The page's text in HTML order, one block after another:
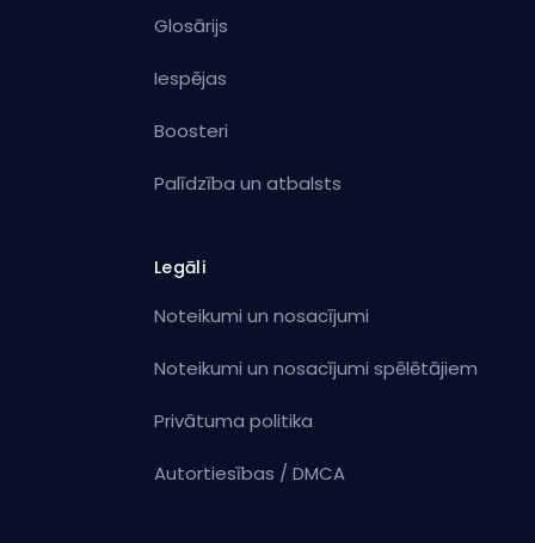
Glosārijs
Iespējas
Boosteri
Palīdzība un atbalsts
Legāli
Noteikumi un nosacījumi
Noteikumi un nosacījumi spēlētājiem
Privātuma politika
Autortiesības / DMCA